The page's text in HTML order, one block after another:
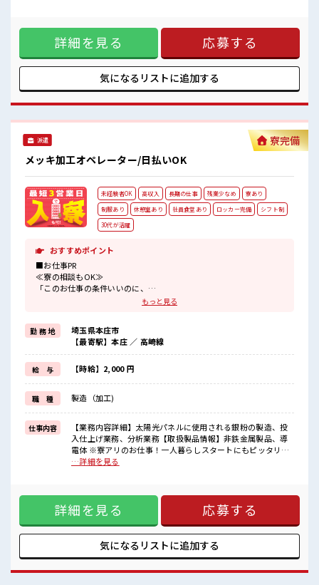
サポートもバッチリだから未経験からでも安心してスタートできま
すよ！
未経験の方も大カンゲイ≫ 新しいことにチャレンジするのは
不安だけど、 しっかり働く環境が整っています！ イチからス
キルUP・ステップUP目指していきましょう！ ≪様々なお仕
事をご提案≫ 一人で悩まず気軽に相談できる、 派遣のお仕事
OKなのはウレシイPoint☆ 仕事の合間の息抜きは休憩室で♪
できますよ！
詳細を見る 応募する
気になるリストに追加する
派遣
メッキ加工オペレーター/日払いOK
寮完備
未経験者OK 高収入 長期の仕事 残業少なめ
寮あり
制服あり
休憩室あり 社員食堂あり ロッカー完備
シフト制
30代が活躍
おすすめポイント
■お仕事PR
≪寮の相談もOK≫
「このお仕事の条件いいのに、
勤務地までちょっと遠くて…」という方にもオススメ！
≪無理なく働ける≫
場合によってはお願いすることもありますが、
残業はほとんどナシ！
≪機能的な制服アリ≫
制服があるので、
毎日の服装の悩み解消♪
≪未経験でも活躍できる≫
新しいことにチャレンジするのは不安だけど、
しっかり働く環境が整っています！
イチからスキルUP・ステップUP目指していきましょう！
■職場の雰囲気
休憩室完備でランチや休憩も充実しそう♪
残業はほとんどありません！
高収入もバッチリ目指せますよ！
もっと見る
勤 務 地
埼玉県本庄市
【最寄駅】本庄 ／ 高崎線
給 与 【時給】2,000 円
職 種 製造（加工)
仕事内容
【業務内容詳細】太陽光パネルに使用される銀粉の製造、投
入仕上げ業務、分析業務【取扱製品情報】非鉄金属製品、導
電体 ※寮アリのお仕事！一人暮らしスタートにもピッタリ♪
■お仕事PR ≪寮の相談もOK≫ 「このお仕事の条件いいの
ける≫ 場合によってはお願いすることもありますが、 残業は
ほとんどナシ！ ≪機能的な制服アリ≫ 制服があるので、 毎日
の服装の悩み解消♪ ≪未経験でも活躍できる≫ 新しいことに
チャレンジするのは不安だけど、 しっかり働く環境が整って
います！ イチからスキルUP・ステップUP目指していきまし
ですね★ 残業はほとんどありません！ 高収入もバッチリ目指
…詳細を見る
詳細を見る 応募する
気になるリストに追加する